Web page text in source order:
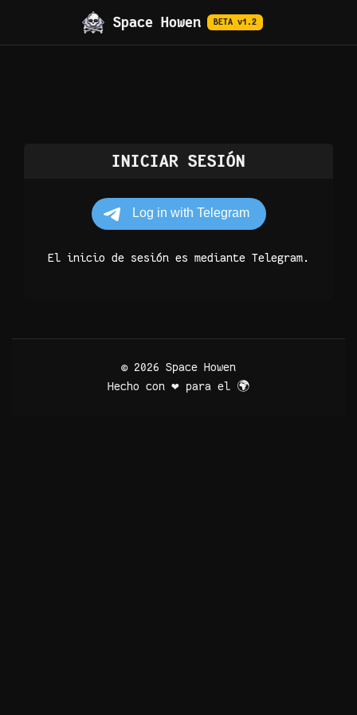
Space Howen BETA v1.2
INICIAR SESIÓN
El inicio de sesión es mediante Telegram.
© 2026 Space Howen
Hecho con ❤️ para el 🌍